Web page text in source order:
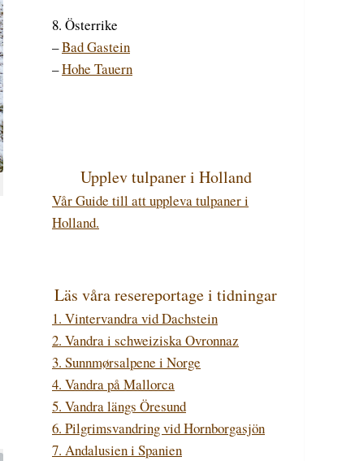
8. Österrike
–Bad Gastein
–Hohe Tauern
Upplev tulpaner i Holland
Vår Guide till att uppleva tulpaner i
Holland.
Läs våra resereportage i tidningar
1. Vintervandra vid Dachstein
2. Vandra i schweiziska Ovronnaz
3. Sunnmørsalpene i Norge
4. Vandra på Mallorca
5. Vandra längs Öresund
6. Pilgrimsvandring vid Hornborgasjön
7. Andalusien i Spanien